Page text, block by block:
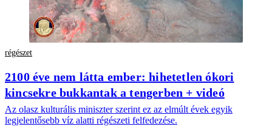
régészet
2100 éve nem látta ember: hihetetlen ókori
kincsekre bukkantak a tengerben + videó
Az olasz kulturális miniszter szerint ez az elmúlt évek egyik
legjelentősebb víz alatti régészeti felfedezése.